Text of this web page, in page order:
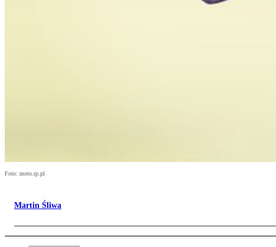
Foto: moto.rp.pl
Martin Śliwa